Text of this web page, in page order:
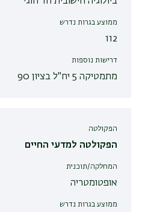
ממוצע בגרות נדרש
112
דרישות נוספות
מתמטיקה 5 יח"ל בציון 90
הפקולטה
הפקולטה למדעי החיים
המחלקה/תוכנית
אופטומטריה
ממוצע בגרות נדרש